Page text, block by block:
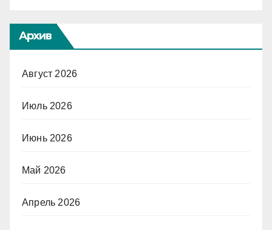
Архив
Август 2026
Июль 2026
Июнь 2026
Май 2026
Апрель 2026